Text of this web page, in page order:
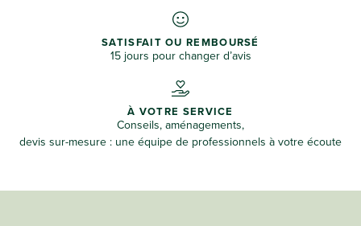
SATISFAIT OU REMBOURSÉ
15 jours pour changer d’avis
À VOTRE SERVICE
Conseils, aménagements,
devis sur-mesure : une équipe de professionnels à votre écoute